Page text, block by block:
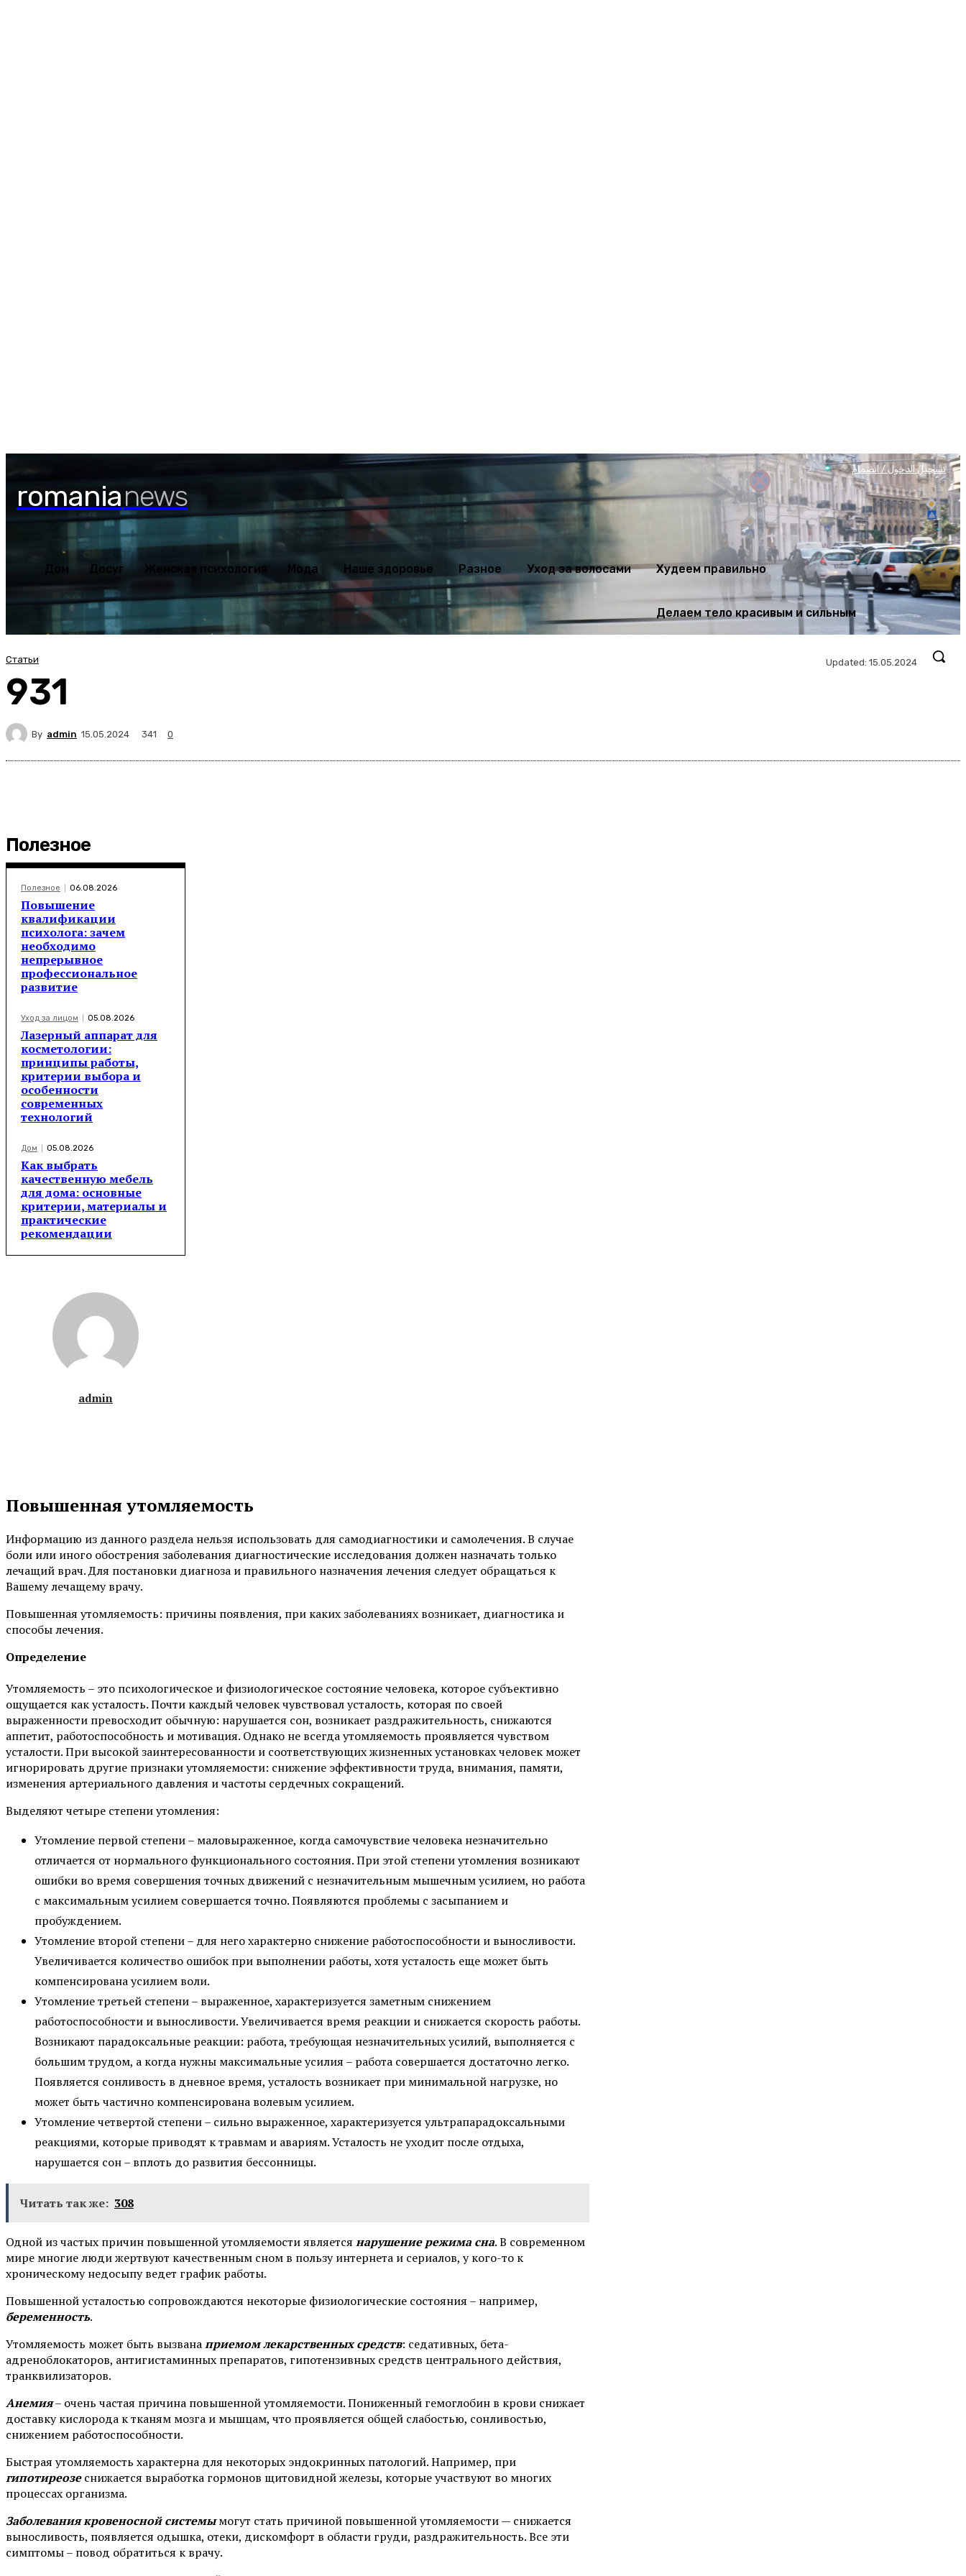
تسجيل الدخول / انضمام
romanianews
Дом Досуг Женская психология Мода Наше здоровье Разное Уход за волосами Худеем правильно
Делаем тело красивым и сильным
Статьи Updated: 15.05.2024
931
By admin 15.05.2024 341 0
Полезное
Полезное 06.08.2026
Повышение
квалификации
психолога: зачем
необходимо
непрерывное
профессиональное
развитие
Уход за лицом 05.08.2026
Лазерный аппарат для
косметологии:
принципы работы,
критерии выбора и
особенности
современных
технологий
Дом 05.08.2026
Как выбрать
качественную мебель
для дома: основные
критерии, материалы и
практические
рекомендации
admin
Повышенная утомляемость
Информацию из данного раздела нельзя использовать для самодиагностики и самолечения. В случае
боли или иного обострения заболевания диагностические исследования должен назначать только
лечащий врач. Для постановки диагноза и правильного назначения лечения следует обращаться к
Вашему лечащему врачу.
Повышенная утомляемость: причины появления, при каких заболеваниях возникает, диагностика и
способы лечения.
Определение
Утомляемость – это психологическое и физиологическое состояние человека, которое субъективно
ощущается как усталость. Почти каждый человек чувствовал усталость, которая по своей
выраженности превосходит обычную: нарушается сон, возникает раздражительность, снижаются
аппетит, работоспособность и мотивация. Однако не всегда утомляемость проявляется чувством
усталости. При высокой заинтересованности и соответствующих жизненных установках человек может
игнорировать другие признаки утомляемости: снижение эффективности труда, внимания, памяти,
изменения артериального давления и частоты сердечных сокращений.
Выделяют четыре степени утомления:
Утомление первой степени – маловыраженное, когда самочувствие человека незначительно
отличается от нормального функционального состояния. При этой степени утомления возникают
ошибки во время совершения точных движений с незначительным мышечным усилием, но работа
с максимальным усилием совершается точно. Появляются проблемы с засыпанием и
пробуждением.
Утомление второй степени – для него характерно снижение работоспособности и выносливости.
Увеличивается количество ошибок при выполнении работы, хотя усталость еще может быть
компенсирована усилием воли.
Утомление третьей степени – выраженное, характеризуется заметным снижением
работоспособности и выносливости. Увеличивается время реакции и снижается скорость работы.
Возникают парадоксальные реакции: работа, требующая незначительных усилий, выполняется с
большим трудом, а когда нужны максимальные усилия – работа совершается достаточно легко.
Появляется сонливость в дневное время, усталость возникает при минимальной нагрузке, но
может быть частично компенсирована волевым усилием.
Утомление четвертой степени – сильно выраженное, характеризуется ультрапарадоксальными
реакциями, которые приводят к травмам и авариям. Усталость не уходит после отдыха,
нарушается сон – вплоть до развития бессонницы.
Читать так же: 308
Одной из частых причин повышенной утомляемости является нарушение режима сна. В современном
мире многие люди жертвуют качественным сном в пользу интернета и сериалов, у кого-то к
хроническому недосыпу ведет график работы.
Повышенной усталостью сопровождаются некоторые физиологические состояния – например,
беременность.
Утомляемость может быть вызванаприемом лекарственных средств: седативных, бета-
адреноблокаторов, антигистаминных препаратов, гипотензивных средств центрального действия,
транквилизаторов.
Анемия– очень частая причина повышенной утомляемости. Пониженный гемоглобин в крови снижает
доставку кислорода к тканям мозга и мышцам, что проявляется общей слабостью, сонливостью,
снижением работоспособности.
Быстрая утомляемость характерна для некоторых эндокринных патологий. Например, при
гипотиреозеснижается выработка гормонов щитовидной железы, которые участвуют во многих
процессах организма.
Заболевания кровеносной системымогут стать причиной повышенной утомляемости — снижается
выносливость, появляется одышка, отеки, дискомфорт в области груди, раздражительность. Все эти
симптомы – повод обратиться к врачу.